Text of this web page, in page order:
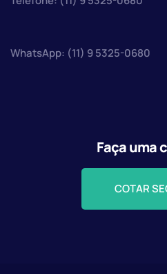
WhatsApp: (11) 9 5325-0680
Faça uma
COTAR